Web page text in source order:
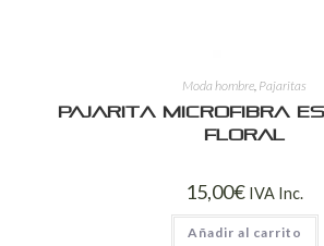
Moda hombre Pajaritas
Pajarita Microfibra
Floral
15,00€ IVA Inc.
Añadir al carrito